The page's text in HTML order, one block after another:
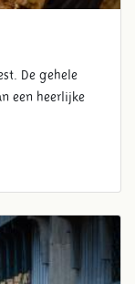
De gehele
een heerlijke